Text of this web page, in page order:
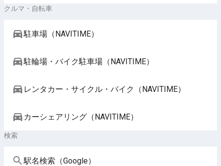
クルマ・自転車
駐車場（NAVITIME）
駐輪場・バイク駐車場（NAVITIME）
レンタカー・サイクル・バイク（NAVITIME）
カーシェアリング（NAVITIME）
検索
駅名検索（Google）